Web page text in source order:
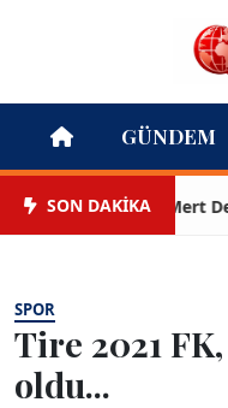
GÜNDEM
SON DAKİKA
Mert
SPOR
Tire 2021
oldu...